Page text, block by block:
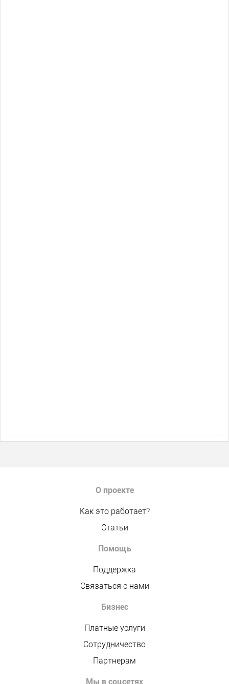
О проекте
Как это работает?
Статьи
Помощь
Поддержка
Связаться с нами
Бизнес
Платные услуги
Сотрудничество
Партнерам
Мы в соцсетях